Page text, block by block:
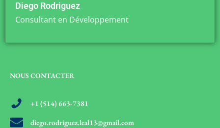
Diego Rodriguez
Consultant en Développement
NOUS CONTACTER
+1 (514) 663-7381
diego.rodriguez.leal13@gmail.com